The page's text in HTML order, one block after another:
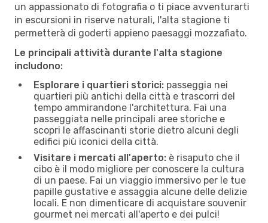
un appassionato di fotografia o ti piace avventurarti
in escursioni in riserve naturali, l'alta stagione ti
permetterà di goderti appieno paesaggi mozzafiato.
Le principali attività durante l'alta stagione
includono:
Esplorare i quartieri storici: passeggia nei
quartieri più antichi della città e trascorri del
tempo ammirandone l'architettura. Fai una
passeggiata nelle principali aree storiche e
scopri le affascinanti storie dietro alcuni degli
edifici più iconici della città.
Visitare i mercati all'aperto: è risaputo che il
cibo è il modo migliore per conoscere la cultura
di un paese. Fai un viaggio immersivo per le tue
papille gustative e assaggia alcune delle delizie
locali. E non dimenticare di acquistare souvenir
gourmet nei mercati all'aperto e dei pulci!